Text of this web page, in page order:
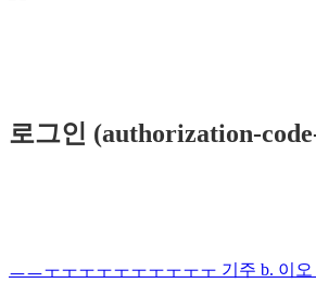
로그인 (authorization-
ㅡㅡㅜㅜㅜㅜㅜㅜㅜㅜㅜㅜ 기주 b. 이오